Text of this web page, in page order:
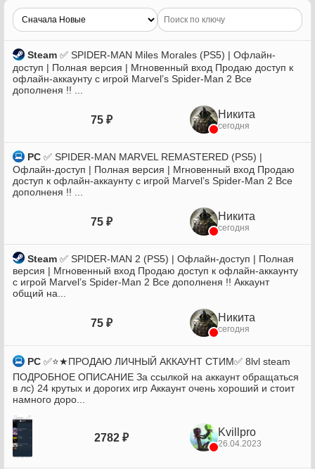
Steam ✅ SPIDER-MAN Miles Morales (PS5) | Офлайн-
доступ | Полная версия | Мгновенный вход Продаю доступ к
офлайн-аккаунту с игрой Marvel’s Spider-Man 2 Все
дополненя !! ...
75 ₽ Никита
сегодня
PC ✅ SPIDER-MAN MARVEL REMASTERED (PS5) |
Офлайн-доступ | Полная версия | Мгновенный вход Продаю
доступ к офлайн-аккаунту с игрой Marvel’s Spider-Man 2 Все
дополненя !! ...
75 ₽ Никита
сегодня
Steam ✅ SPIDER-MAN 2 (PS5) | Офлайн-доступ | Полная
версия | Мгновенный вход Продаю доступ к офлайн-аккаунту
с игрой Marvel’s Spider-Man 2 Все дополненя !! Аккаунт
общий на...
75 ₽ Никита
сегодня
PC ✅⭐★ПРОДАЮ ЛИЧНЫЙ АККАУНТ СТИМ✅ 8lvl steam
ПОДРОБНОЕ ОПИСАНИЕ За ссылкой на аккаунт обращаться
в лс) 24 крутых и дорогих игр Аккаунт очень хороший и стоит
намного доро...
2782 ₽ Kvillpro
26.04.2023